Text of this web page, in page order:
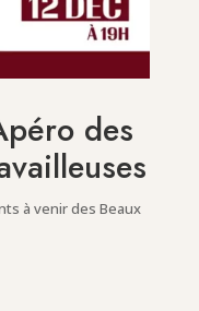
des
à venir des Beaux